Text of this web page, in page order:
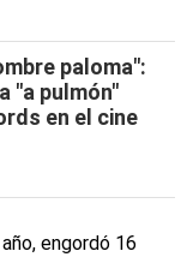
paloma":
"a pulmón"
en el cine
engordó 16